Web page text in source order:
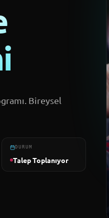
Bireysel
DURUM
Talep Toplanıyor